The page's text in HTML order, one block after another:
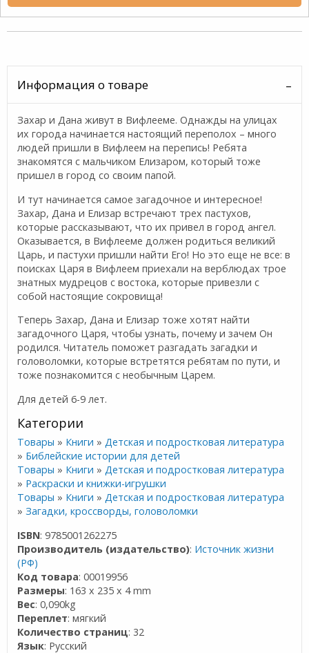
Информация о товаре
Захар и Дана живут в Вифлееме. Однажды на улицах
их города начинается настоящий переполох – много
людей пришли в Вифлеем на перепись! Ребята
знакомятся с мальчиком Елизаром, который тоже
пришел в город со своим папой.
И тут начинается самое загадочное и интересное!
Захар, Дана и Елизар встречают трех пастухов,
которые рассказывают, что их привел в город ангел.
Оказывается, в Вифлееме должен родиться великий
Царь, и пастухи пришли найти Его! Но это еще не все: в
поисках Царя в Вифлеем приехали на верблюдах трое
знатных мудрецов с востока, которые привезли с
собой настоящие сокровища!
Теперь Захар, Дана и Елизар тоже хотят найти
загадочного Царя, чтобы узнать, почему и зачем Он
родился. Читатель поможет разгадать загадки и
головоломки, которые встретятся ребятам по пути, и
тоже познакомится с необычным Царем.
Для детей 6-9 лет.
Категории
Товары » Книги »Детская и подростковая литература
» Библейские истории для детей
Товары » Книги »Детская и подростковая литература
» Раскраски и книжки-игрушки
Товары » Книги »Детская и подростковая литература
»Загадки, кроссворды, головоломки
ISBN: 9785001262275
Производитель (издательство): Источник жизни
(РФ)
Код товара: 00019956
Размеры: 163 x 235 x 4 mm
Вес: 0,090kg
Переплет: мягкий
Количество страниц: 32
Язык: Русский